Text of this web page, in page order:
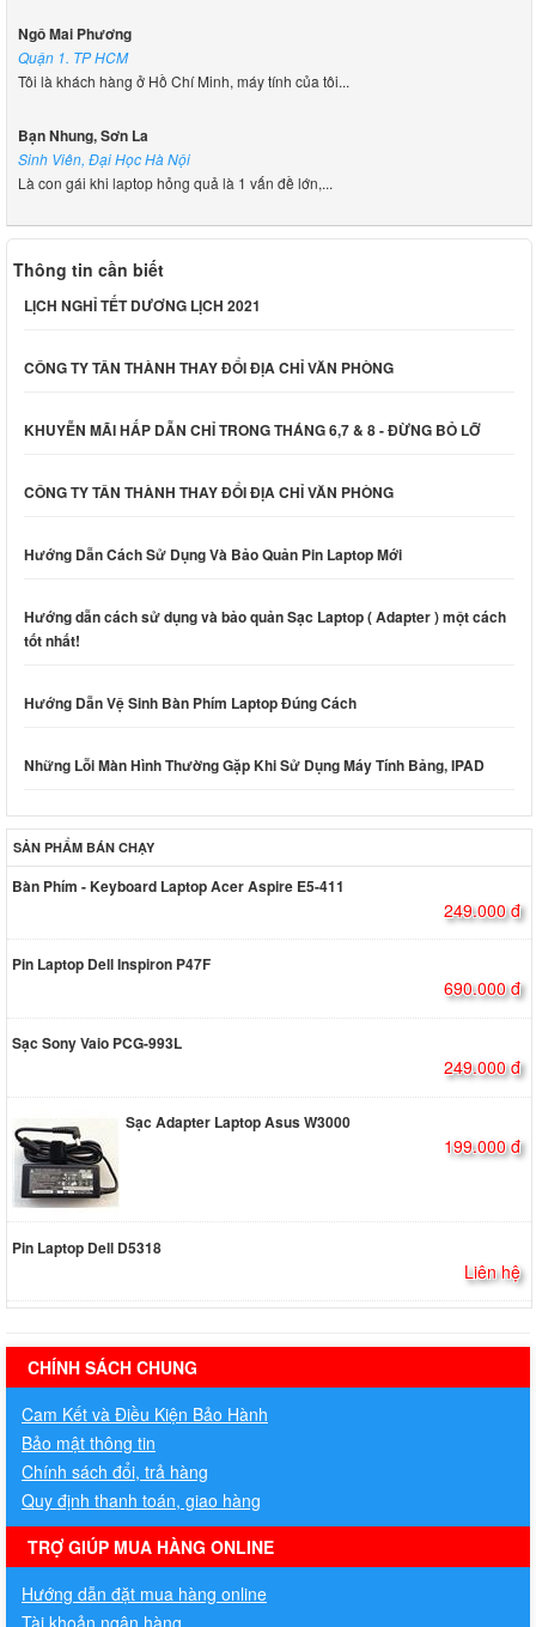
Ngô Mai Phương
Quận 1. TP HCM
Tôi là khách hàng ở Hồ Chí Minh, máy tính của tôi...
Bạn Nhung, Sơn La
Sinh Viên, Đại Học Hà Nội
Là con gái khi laptop hỏng quả là 1 vấn đề lớn,...
Thông tin cần biết
LỊCH NGHỈ TẾT DƯƠNG LỊCH 2021
CÔNG TY TÂN THÀNH THAY ĐỔI ĐỊA CHỈ VĂN PHÒNG
KHUYỄN MÃI HẤP DẪN CHỈ TRONG THÁNG 6,7 & 8 - ĐỪNG BỎ LỠ
CÔNG TY TÂN THÀNH THAY ĐỔI ĐỊA CHỈ VĂN PHÒNG
Hướng Dẫn Cách Sử Dụng Và Bảo Quản Pin Laptop Mới
Hướng dẫn cách sử dụng và bảo quản Sạc Laptop ( Adapter ) một cách
tốt nhất!
Hướng Dẫn Vệ Sinh Bàn Phím Laptop Đúng Cách
Những Lỗi Màn Hình Thường Gặp Khi Sử Dụng Máy Tính Bảng, IPAD
SẢN PHẨM BÁN CHẠY
Bàn Phím - Keyboard Laptop Acer Aspire E5-411
249.000 đ
Pin Laptop Dell Inspiron P47F
690.000 đ
Sạc Sony Vaio PCG-993L
249.000 đ
Sạc Adapter Laptop Asus W3000
199.000 đ
Pin Laptop Dell D5318
Liên hệ
hermes handbags outlet online
CHÍNH SÁCH CHUNG
Cam Kết và Điều Kiện Bảo Hành
Bảo mật thông tin
Chính sách đổi, trả hàng
Quy định thanh toán, giao hàng
TRỢ GIÚP MUA HÀNG ONLINE
Hướng dẫn đặt mua hàng online